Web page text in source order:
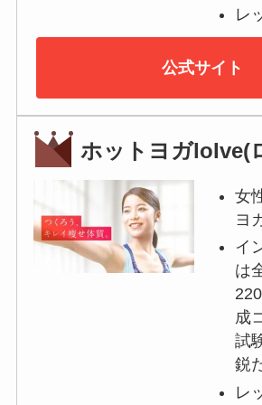
レ
公式サイト
ホットヨガloIve(
女
ヨ
イ
は
成
試
鋭
レ